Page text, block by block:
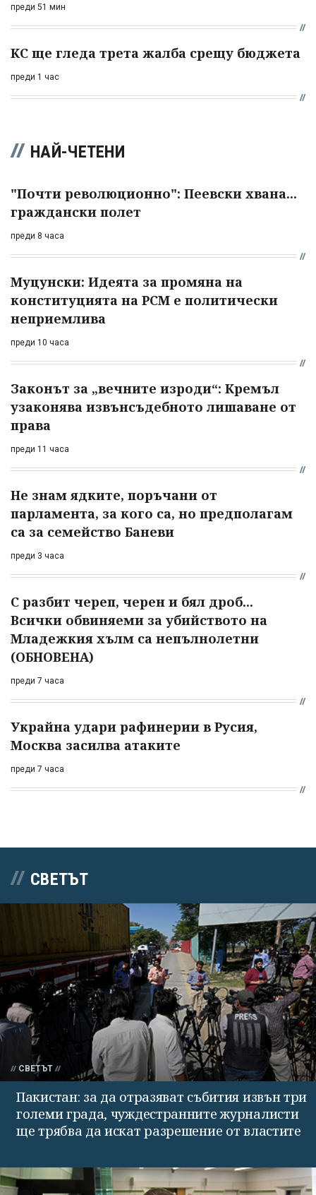
преди 51 мин
КС ще гледа трета жалба срещу бюджета
преди 1 час
НАЙ-ЧЕТЕНИ
"Почти революционно": Пеевски хвана...
граждански полет
преди 8 часа
Муцунски: Идеята за промяна на
конституцията на РСМ е политически
неприемлива
преди 10 часа
Законът за „вечните изроди“: Кремъл
узаконява извънсъдебното лишаване от
права
преди 11 часа
Не знам ядките, поръчани от
парламента, за кого са, но предполагам
са за семейство Баневи
преди 3 часа
С разбит череп, черен и бял дроб...
Всички обвиняеми за убийството на
Младежкия хълм са непълнолетни
(ОБНОВЕНА)
преди 7 часа
Украйна удари рафинерии в Русия,
Москва засилва атаките
преди 7 часа
СВЕТЪТ
СВЕТЪТ
Пакистан: за да отразяват събития извън три
големи града, чуждестранните журналисти
ще трябва да искат разрешение от властите